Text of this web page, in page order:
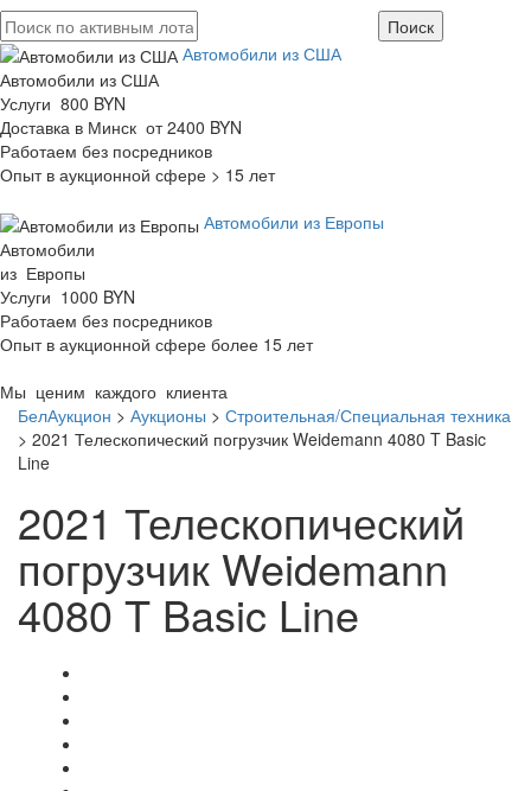
Автомобили из США
Автомобили из США
Услуги 800 BYN
Доставка в Минск от 2400 BYN
Работаем без посредников
Опыт в аукционной сфере > 15 лет
Автомобили из Европы
Автомобили
из Европы
Услуги 1000 BYN
Работаем без посредников
Опыт в аукционной сфере более 15 лет
Мы ценим каждого клиента
БелАукцион > Аукционы > Строительная/Специальная техника
> 2021 Телескопический погрузчик Weidemann 4080 T Basic
Line
2021 Телескопический
погрузчик Weidemann
4080 T Basic Line